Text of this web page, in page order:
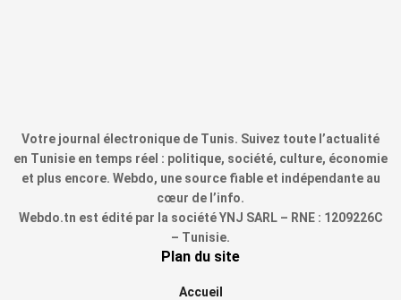
Votre journal électronique de Tunis. Suivez toute l’actualité
en Tunisie en temps réel : politique, société, culture, économie
et plus encore. Webdo, une source fiable et indépendante au
cœur de l’info.
Webdo.tn est édité par la société YNJ SARL – RNE : 1209226C
– Tunisie.
Plan du site
Accueil